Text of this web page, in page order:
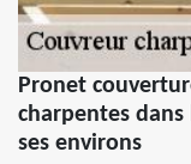
Pronet
charpentes
ses environs